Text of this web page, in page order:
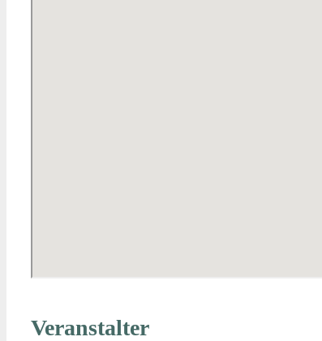
Veranstalter